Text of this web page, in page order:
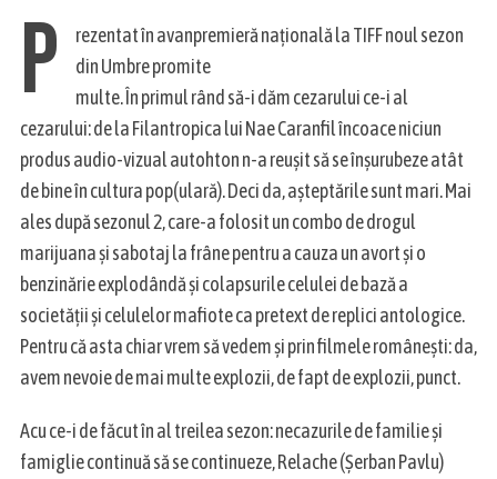
P
rezentat în avanpremieră națională la TIFF noul sezon
din Umbre promite
multe. În primul rând să-i dăm cezarului ce-i al
cezarului: de la Filantropica lui Nae Caranfil încoace niciun
produs audio-vizual autohton n-a reușit să se înșurubeze atât
de bine în cultura pop(ulară). Deci da, așteptările sunt mari. Mai
ales după sezonul 2, care-a folosit un combo de drogul
marijuana și sabotaj la frâne pentru a cauza un avort și o
benzinărie explodândă și colapsurile celulei de bază a
societății și celulelor mafiote ca pretext de replici antologice.
Pentru că asta chiar vrem să vedem și prin filmele românești: da,
avem nevoie de mai multe explozii, de fapt de explozii, punct.
Acu ce-i de făcut în al treilea sezon: necazurile de familie și
famiglie continuă să se continueze, Relache (Șerban Pavlu)